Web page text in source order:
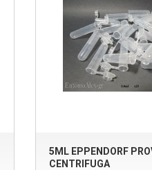
5ML EPPENDORF
CENTRIFUGA